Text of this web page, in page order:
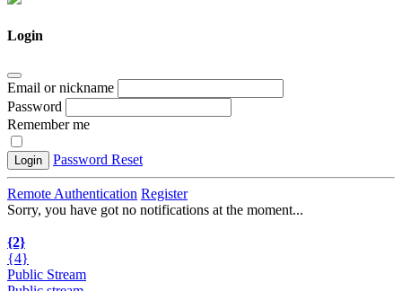
Login
Email or nickname
Password
Remember me
Login Password Reset
Remote Authentication Register
Sorry, you have got no notifications at the moment...
{2}
{4}
Public Stream